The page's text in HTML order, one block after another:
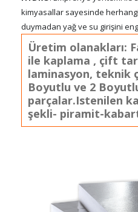
kimyasallar sayesinde
duymadan yağ ve su girişini
Üretim olanakları:
ile kaplama , çift
laminasyon, teknik
Boyutlu ve 2
parçalar.Istenilen
şekli- piramit-